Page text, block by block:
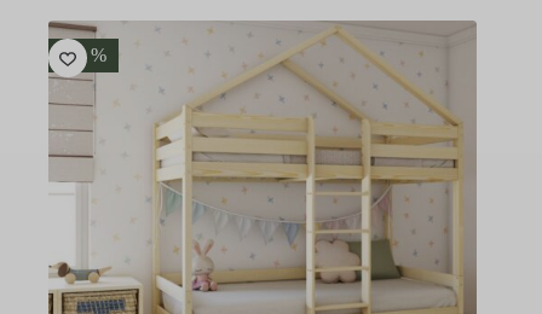
wariantów.
Opcje
można
wybrać
na
stronie
produktu
-15 %